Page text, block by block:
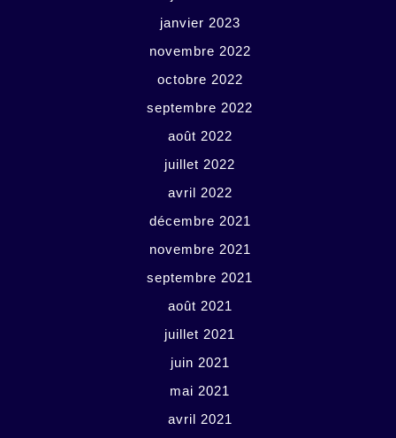
janvier 2023
novembre 2022
octobre 2022
septembre 2022
août 2022
juillet 2022
avril 2022
décembre 2021
novembre 2021
septembre 2021
août 2021
juillet 2021
juin 2021
mai 2021
avril 2021